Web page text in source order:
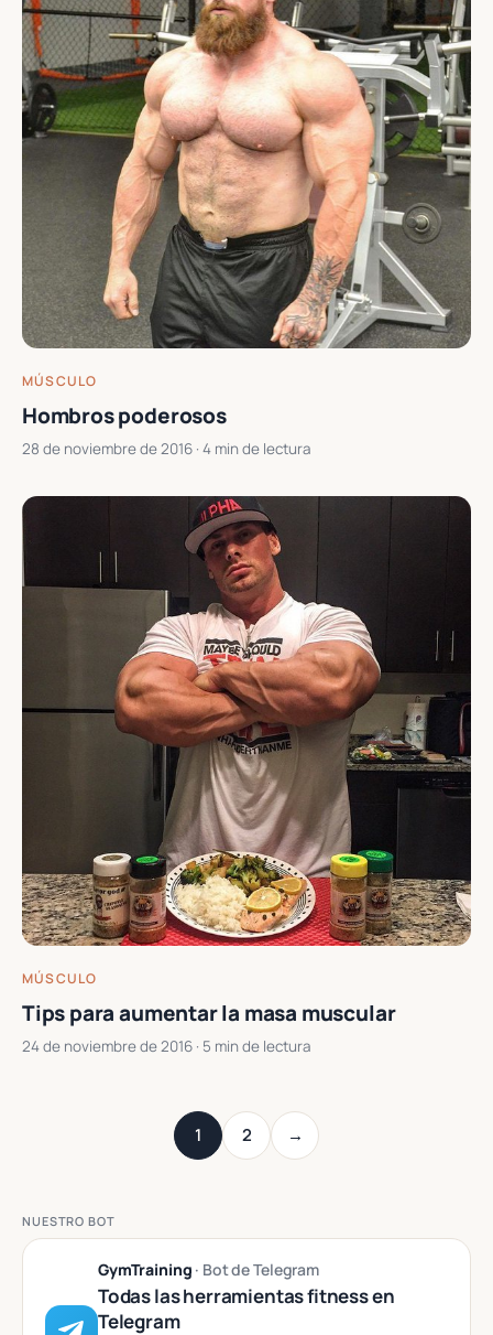
MÚSCULO
Hombros poderosos
28 de noviembre de 2016 · 4 min de lectura
MÚSCULO
Tips para aumentar la masa muscular
24 de noviembre de 2016 · 5 min de lectura
1 2 →
NUESTRO BOT
GymTraining · Bot de Telegram
Todas las herramientas fitness en
Telegram